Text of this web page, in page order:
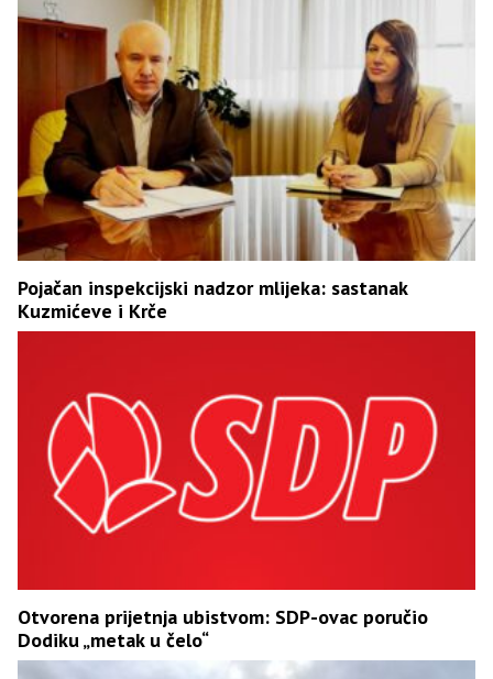
Pojačan inspekcijski nadzor mlijeka: sastanak
Kuzmićeve i Krče
Otvorena prijetnja ubistvom: SDP-ovac poručio
Dodiku „metak u čelo“